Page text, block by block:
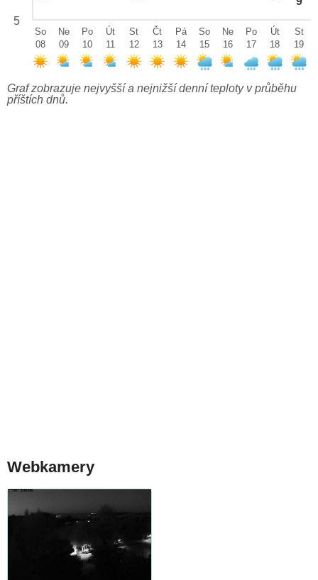
5
So
08
Ne
09
Po
10
Út
11
St
12
Čt
13
Pá
14
So
15
Ne
16
Po
17
Út
18
St
19
Graf zobrazuje nejvyšší a nejnižší denní teploty v průběhu
příštích dnů.
Webkamery